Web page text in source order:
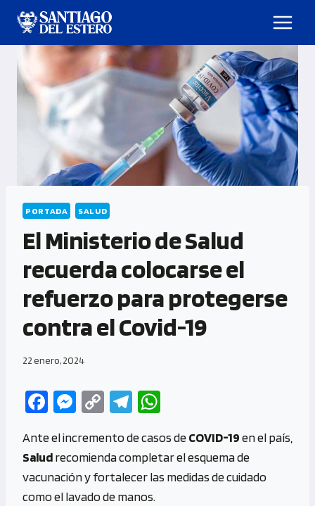
PORTADA SALUD
El Ministerio de Salud
recuerda colocarse el
refuerzo para protegerse
contra el Covid-19
22 enero, 2024
Fa
b
o
o
M
se
n
g
C
py
Li
n
Te
gr
a
m
at
s
Ante el incremento de casos deCOVID-19en el país,
Saludrecomienda completar el esquema de
vacunación y fortalecer las medidas de cuidado
como el lavado de manos.